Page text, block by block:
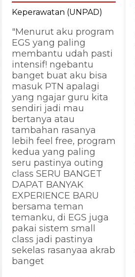
Keperawatan (UNPAD)
"Menurut aku program
EGS yang paling
membantu udah pasti
intensif! ngebantu
banget buat aku bisa
masuk PTN apalagi
yang ngajar guru kita
sendiri jadi mau
bertanya atau
tambahan rasanya
lebih feel free, program
kedua yang paling
seru pastinya outing
class SERU BANGET
DAPAT BANYAK
EXPERIENCE BARU
bersama teman
temanku, di EGS juga
pakai sistem small
class jadi pastinya
sekelas rasanyaa akrab
banget